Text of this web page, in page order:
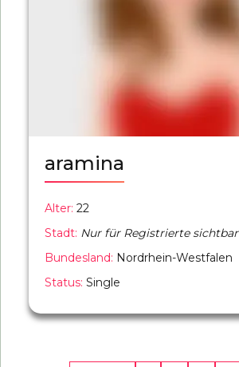
aramina
Alter: 22
Stadt: Nur für Registrierte sichtbar
Bundesland: Nordrhein-Westfalen
Status: Single